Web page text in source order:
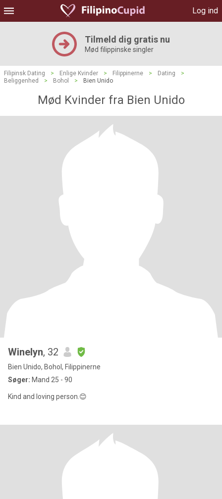
Log ind
Tilmeld dig gratis nu
Mød filippinske singler
Filipinsk Dating > Enlige Kvinder > Filippinerne > Dating
>
Beliggenhed
> Bohol > Bien Unido
Mød Kvinder fra Bien Unido
Winelyn, 32
Bien Unido, Bohol, Filippinerne
Søger: Mand 25 - 90
Kind and loving person.😊